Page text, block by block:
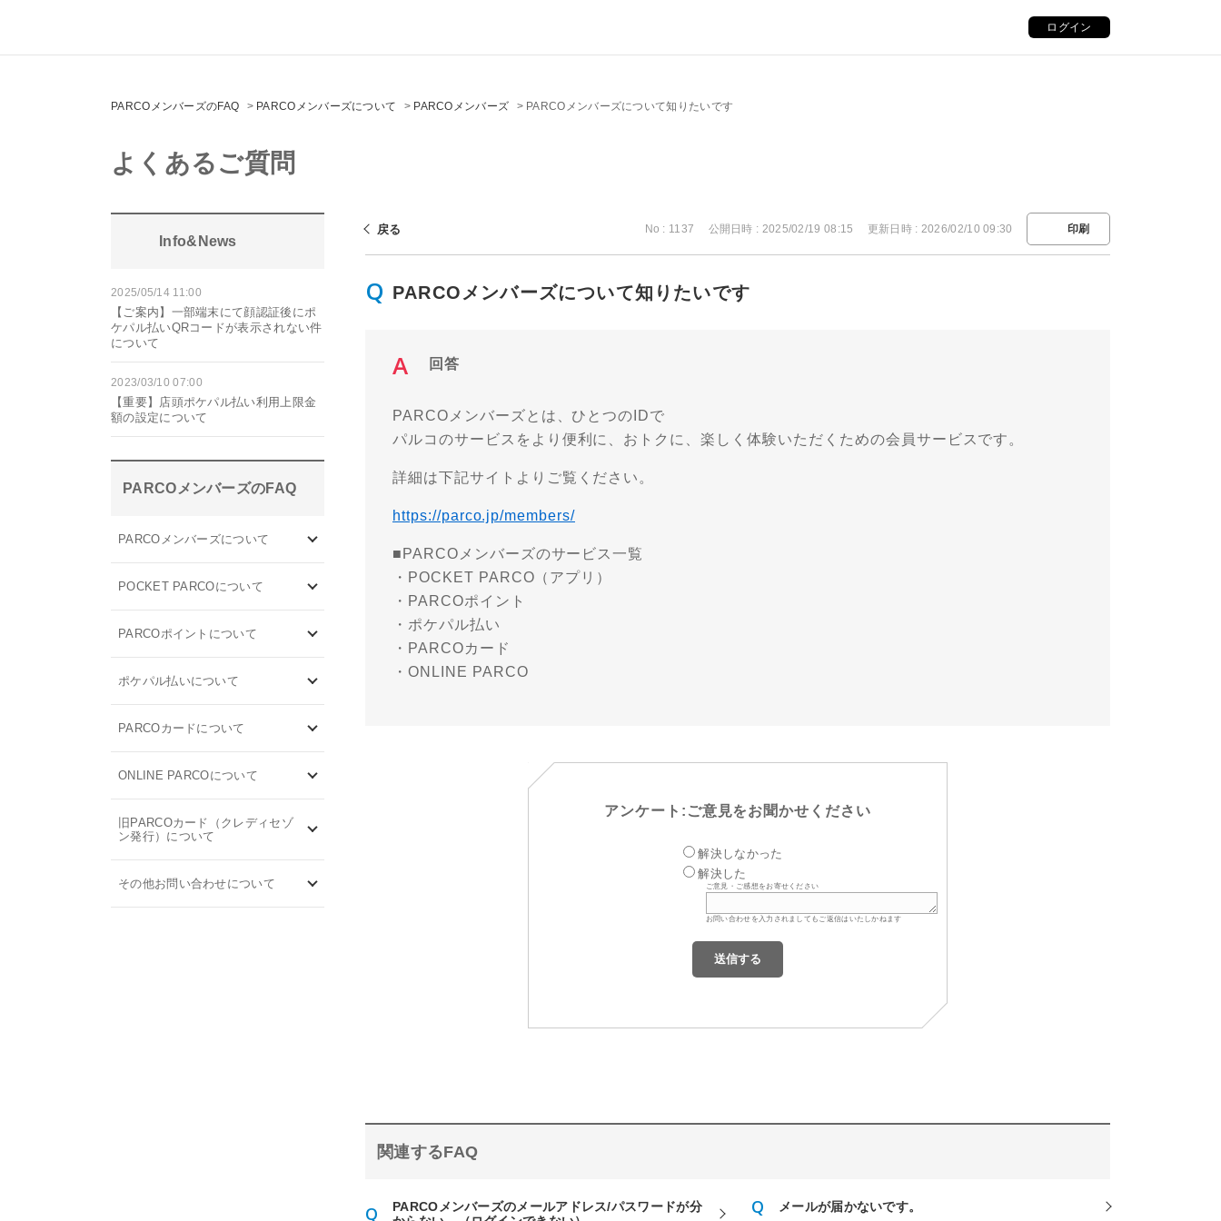
ログイン
PARCOメンバーズのFAQ > PARCOメンバーズについて > PARCOメンバーズ > PARCOメンバーズについて知りたいです
よくあるご質問
Info&News
2025/05/14 11:00
【ご案内】一部端末にて顔認証後にポ
ケパル払いQRコードが表示されない件
について
2023/03/10 07:00
【重要】店頭ポケパル払い利用上限金
額の設定について
PARCOメンバーズのFAQ
PARCOメンバーズについて
POCKET PARCOについて
PARCOポイントについて
ポケパル払いについて
PARCOカードについて
ONLINE PARCOについて
旧PARCOカード（クレディセゾ
ン発行）について
その他お問い合わせについて
戻る No : 1137 公開日時 : 2025/02/19 08:15 更新日時 : 2026/02/10 09:30 印刷
PARCOメンバーズについて知りたいです
回答
PARCOメンバーズとは、ひとつのIDで
パルコのサービスをより便利に、おトクに、楽しく体験いただくための会員サービスです。
詳細は下記サイトよりご覧ください。
https://parco.jp/members/
■PARCOメンバーズのサービス一覧
・POCKET PARCO（アプリ）
・PARCOポイント
・ポケパル払い
・PARCOカード
・ONLINE PARCO
アンケート:ご意見をお聞かせください
解決しなかった
解決した
ご意見・ご感想をお寄せください
お問い合わせを入力されましてもご返信はいたしかねます
関連するFAQ
PARCOメンバーズのメールアドレス/パスワードが分
メールが届かないです。